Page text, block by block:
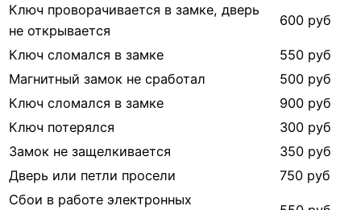
Ключ проворачивается в замке, дверь
не открывается
600 руб
Ключ сломался в замке
550 руб
Магнитный замок не сработал
500 руб
Ключ сломался в замке
900 руб
Ключ потерялся
300 руб
Замок не защелкивается
350 руб
Дверь или петли просели
750 руб
Сбои в работе электронных